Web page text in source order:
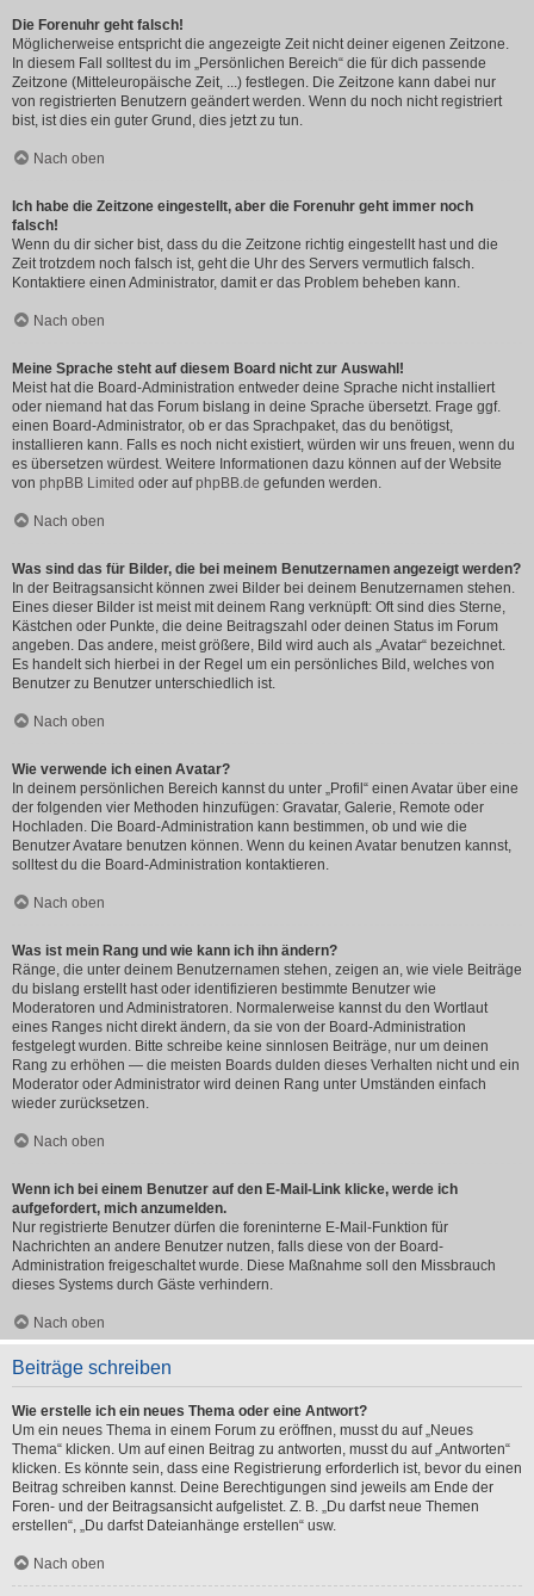
Die Forenuhr geht falsch!
Möglicherweise entspricht die angezeigte Zeit nicht deiner eigenen Zeitzone.
In diesem Fall solltest du im „Persönlichen Bereich“ die für dich passende
Zeitzone (Mitteleuropäische Zeit, ...) festlegen. Die Zeitzone kann dabei nur
von registrierten Benutzern geändert werden. Wenn du noch nicht registriert
bist, ist dies ein guter Grund, dies jetzt zu tun.
Nach oben
Ich habe die Zeitzone eingestellt, aber die Forenuhr geht immer noch
falsch!
Wenn du dir sicher bist, dass du die Zeitzone richtig eingestellt hast und die
Zeit trotzdem noch falsch ist, geht die Uhr des Servers vermutlich falsch.
Kontaktiere einen Administrator, damit er das Problem beheben kann.
Nach oben
Meine Sprache steht auf diesem Board nicht zur Auswahl!
Meist hat die Board-Administration entweder deine Sprache nicht installiert
oder niemand hat das Forum bislang in deine Sprache übersetzt. Frage ggf.
einen Board-Administrator, ob er das Sprachpaket, das du benötigst,
installieren kann. Falls es noch nicht existiert, würden wir uns freuen, wenn du
es übersetzen würdest. Weitere Informationen dazu können auf der Website
von phpBB Limited oder aufphpBB.de gefunden werden.
Nach oben
Was sind das für Bilder, die bei meinem Benutzernamen angezeigt werden?
In der Beitragsansicht können zwei Bilder bei deinem Benutzernamen stehen.
Eines dieser Bilder ist meist mit deinem Rang verknüpft: Oft sind dies Sterne,
Kästchen oder Punkte, die deine Beitragszahl oder deinen Status im Forum
angeben. Das andere, meist größere, Bild wird auch als „Avatar“ bezeichnet.
Es handelt sich hierbei in der Regel um ein persönliches Bild, welches von
Benutzer zu Benutzer unterschiedlich ist.
Nach oben
Wie verwende ich einen Avatar?
In deinem persönlichen Bereich kannst du unter „Profil“ einen Avatar über eine
der folgenden vier Methoden hinzufügen: Gravatar, Galerie, Remote oder
Hochladen. Die Board-Administration kann bestimmen, ob und wie die
Benutzer Avatare benutzen können. Wenn du keinen Avatar benutzen kannst,
solltest du die Board-Administration kontaktieren.
Nach oben
Was ist mein Rang und wie kann ich ihn ändern?
Ränge, die unter deinem Benutzernamen stehen, zeigen an, wie viele Beiträge
du bislang erstellt hast oder identifizieren bestimmte Benutzer wie
Moderatoren und Administratoren. Normalerweise kannst du den Wortlaut
eines Ranges nicht direkt ändern, da sie von der Board-Administration
festgelegt wurden. Bitte schreibe keine sinnlosen Beiträge, nur um deinen
Rang zu erhöhen — die meisten Boards dulden dieses Verhalten nicht und ein
Moderator oder Administrator wird deinen Rang unter Umständen einfach
wieder zurücksetzen.
Nach oben
Wenn ich bei einem Benutzer auf den E-Mail-Link klicke, werde ich
aufgefordert, mich anzumelden.
Nur registrierte Benutzer dürfen die foreninterne E-Mail-Funktion für
Nachrichten an andere Benutzer nutzen, falls diese von der Board-
Administration freigeschaltet wurde. Diese Maßnahme soll den Missbrauch
dieses Systems durch Gäste verhindern.
Nach oben
Beiträge schreiben
Wie erstelle ich ein neues Thema oder eine Antwort?
Um ein neues Thema in einem Forum zu eröffnen, musst du auf „Neues
Thema“ klicken. Um auf einen Beitrag zu antworten, musst du auf „Antworten“
klicken. Es könnte sein, dass eine Registrierung erforderlich ist, bevor du einen
Beitrag schreiben kannst. Deine Berechtigungen sind jeweils am Ende der
Foren- und der Beitragsansicht aufgelistet. Z. B. „Du darfst neue Themen
erstellen“, „Du darfst Dateianhänge erstellen“ usw.
Nach oben